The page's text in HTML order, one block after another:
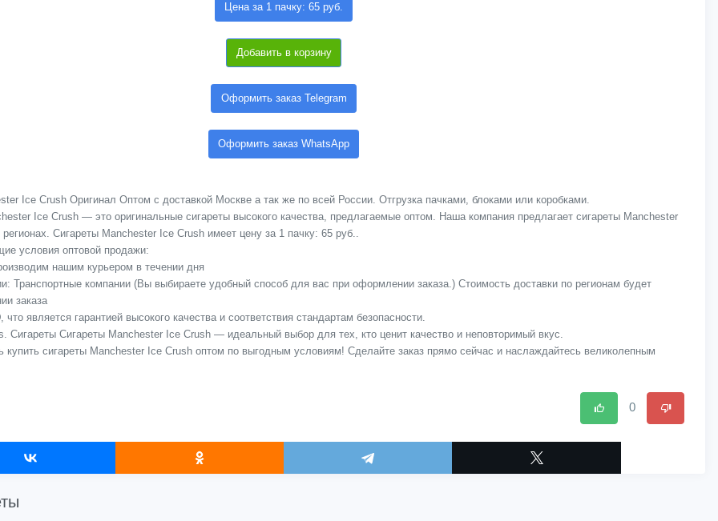
Цена за 1 пачку: 65 руб.
Добавить в корзину
Оформить заказ Telegram
Оформить заказ WhatsApp
Ice Crush Оригинал Оптом с доставкой Москве а так же по всей России. Отгрузка пачками, блоками или коробками.
Ice Crush — это оригинальные сигареты высокого качества, предлагаемые оптом. Наша компания предлагает сигареты Manchester
Сигареты Manchester Ice Crush имеет цену за 1 пачку: 65 руб..
условия оптовой продажи:
нашим курьером в течении дня
Транспортные компании (Вы выбираете удобный способ для вас при оформлении заказа.) Стоимость доставки по регионам будет
заказа
является гарантией высокого качества и соответствия стандартам безопасности.
Сигареты Сигареты Manchester Ice Crush — идеальный выбор для тех, кто ценит качество и неповторимый вкус.
купить сигареты Manchester Ice Crush оптом по выгодным условиям! Сделайте заказ прямо сейчас и наслаждайтесь великолепным
0